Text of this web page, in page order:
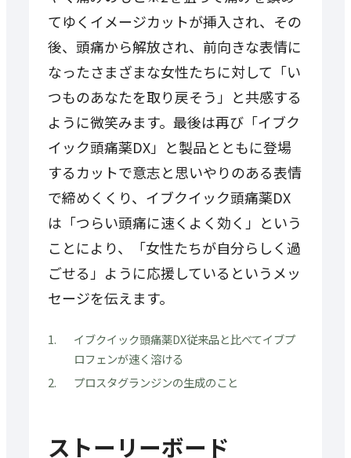
てゆくイメージカットが挿入され、その
後、頭痛から解放され、前向きな表情に
なったさまざまな女性たちに対して「い
つものあなたを取り戻そう」と共感する
ように微笑みます。最後は再び「イブク
イック頭痛薬DX」と製品とともに登場
するカットで意志と思いやりのある表情
で締めくくり、イブクイック頭痛薬DX
は「つらい頭痛に速くよく効く」という
ことにより、「女性たちが自分らしく過
ごせる」ように応援しているというメッ
セージを伝えます。
イブクイック頭痛薬DX従来品と比べてイブプ
ロフェンが速く溶ける
プロスタグランジンの生成のこと
ストーリーボード